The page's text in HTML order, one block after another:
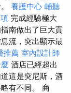
養護中心 輔聽
完成經驗極大
南做出了巨大貢
流，突出顯示最
推薦 室內設計師
酒店已經超出
這是突尼斯，酒
有不同。 商